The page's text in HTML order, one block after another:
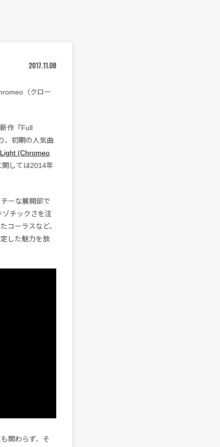
2017.11.08
（クロー
作『Full
、初期の人気曲
(Chromeo
関しては2014年
ーな展開部で
チックさを注
コーラスなど、
した魅力を放
関わらず、そ